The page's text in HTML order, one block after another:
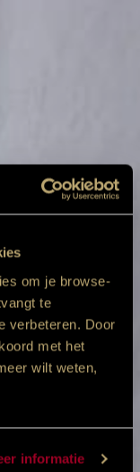
om je browse-
te
verbeteren. Door
met het
wilt weten,
informatie